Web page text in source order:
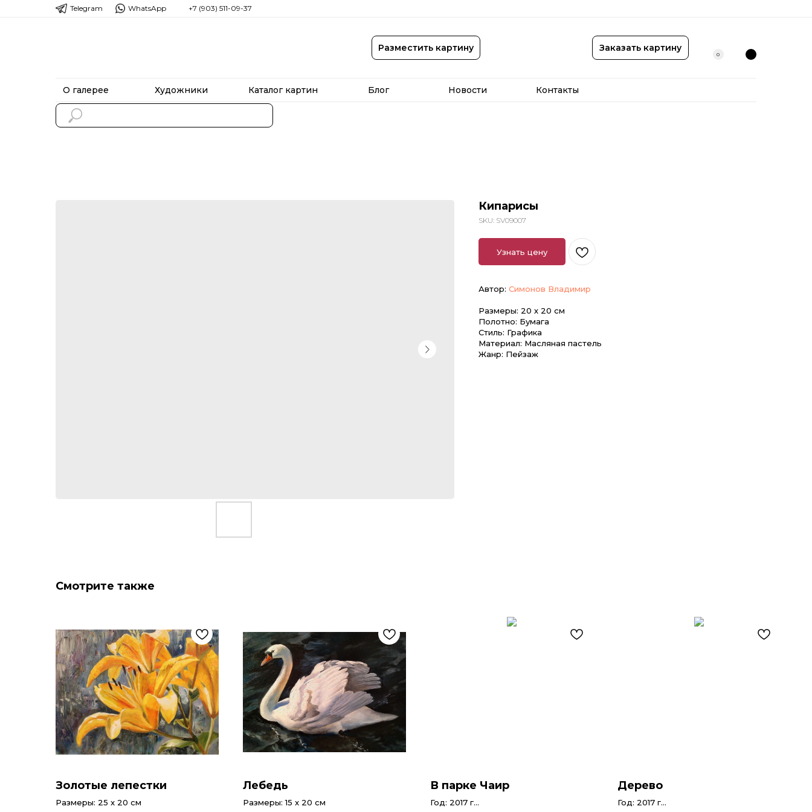
Разместить картину Заказать картину
0
Контакты
Новости
Блог
Каталог картин
Художники
О галерее
Telegram WhatsApp +7 (903) 511-09-37
Художники
О галерее
Кипарисы
SKU: SV09007
Узнать цену
Автор: Симонов Владимир
Размеры: 20 х 20 см
Полотно: Бумага
Стиль: Графика
Материал: Масляная пастель
Жанр: Пейзаж
Смотрите также
Золотые лепестки
Размеры: 25 x 20 см
Лебедь
Размеры: 15 x 20 см
В парке Чаир
Год: 2017 г
Дерево
Год: 2017 г